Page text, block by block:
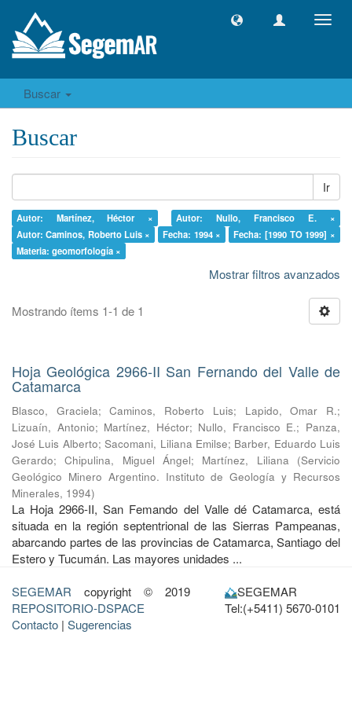
Buscar
Buscar
Ir
Autor: Martínez, Héctor ×
Autor: Nullo, Francisco E. ×
Autor: Caminos, Roberto Luis ×
Fecha: 1994 ×
Fecha: [1990 TO 1999] ×
Materia: geomorfología ×
Mostrar filtros avanzados
Mostrando ítems 1-1 de 1
Hoja Geológica 2966-II San Fernando del Valle de
Catamarca
Blasco, Graciela;Caminos, Roberto Luis; Lapido, Omar R.;
Lizuaín, Antonio; Martínez, Héctor; Nullo, Francisco E.; Panza,
José Luis Alberto;Sacomani, Liliana Emilse; Barber, Eduardo Luis
Gerardo;Chipulina, Miguel Ángel; Martínez, Liliana (Servicio
Geológico Minero Argentino. Instituto de Geología y Recursos
Minerales, 1994)
La Hoja 2966-II, San Femando del Valle dé Catamarca, está
situada en la región septentrional de las Sierras Pampeanas,
abarcando partes de las provincias de Catamarca, Santiago del
Estero y Tucumán. Las mayores unidades ...
SEGEMAR copyright © 2019
REPOSITORIO-DSPACE
Contacto | Sugerencias
SEGEMAR
Tel:(+5411) 5670-0101